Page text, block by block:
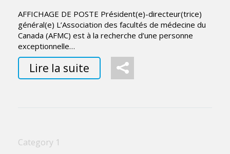
AFFICHAGE DE POSTE Président(e)-directeur(trice)
général(e) L’Association des facultés de médecine du
Canada (AFMC) est à la recherche d’une personne
exceptionnelle…
Lire la suite
Category 1